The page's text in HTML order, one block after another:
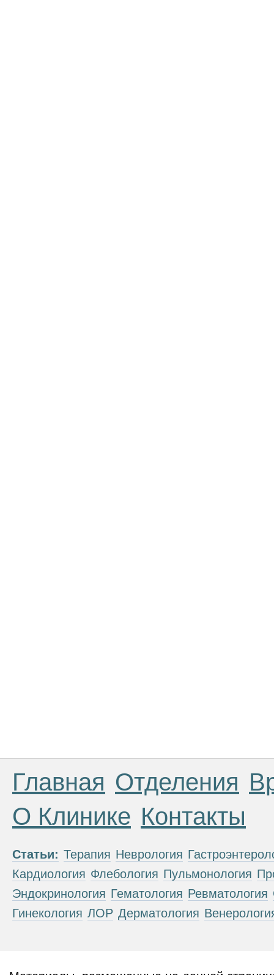
Главная Отделения
О Клинике Контакты
Статьи: Терапия Неврология
Кардиология Флебология Пульмонология
Эндокринология Гематология Ревматология
Гинекология ЛОР Дерматология